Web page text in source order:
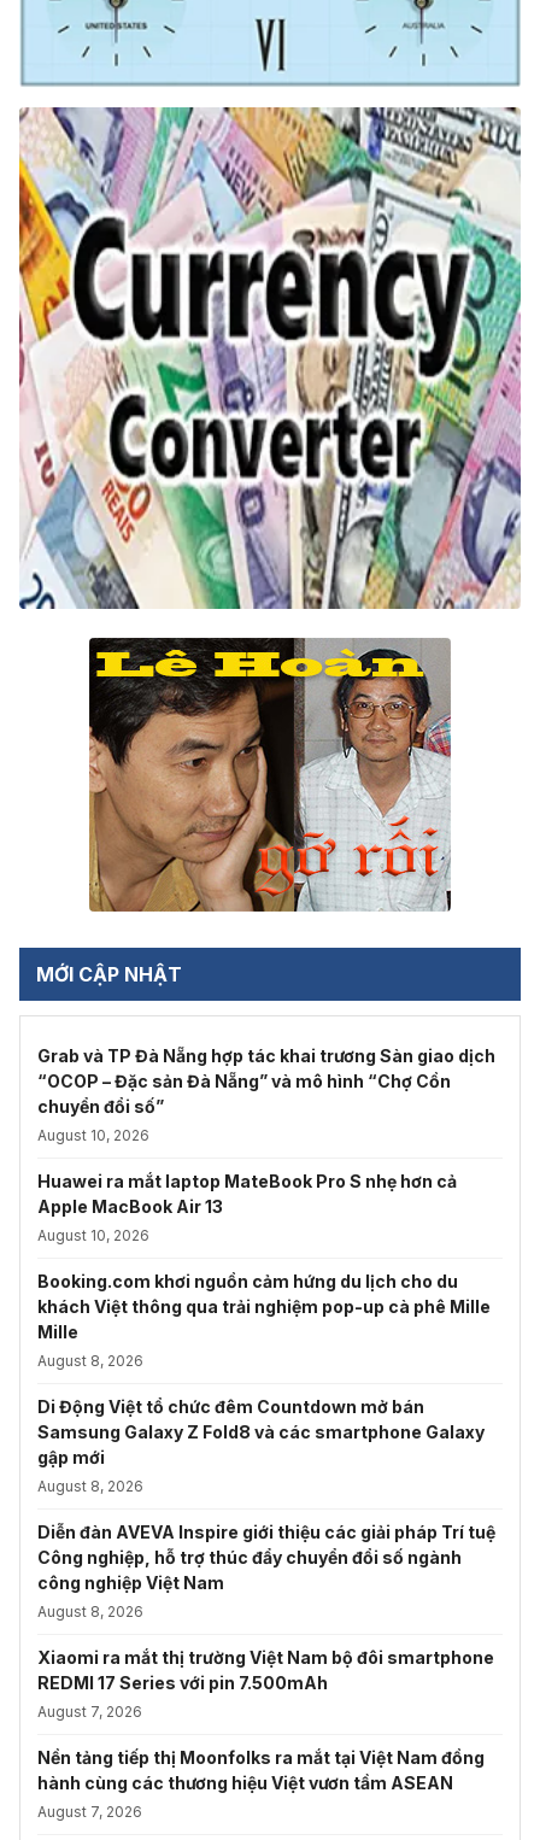
MỚI CẬP NHẬT
Grab và TP Đà Nẵng hợp tác khai trương Sàn giao dịch
“OCOP – Đặc sản Đà Nẵng” và mô hình “Chợ Cồn
chuyển đổi số”
August 10, 2026
Huawei ra mắt laptop MateBook Pro S nhẹ hơn cả
Apple MacBook Air 13
August 10, 2026
Booking.com khơi nguồn cảm hứng du lịch cho du
khách Việt thông qua trải nghiệm pop-up cà phê Mille
Mille
August 8, 2026
Di Động Việt tổ chức đêm Countdown mở bán
Samsung Galaxy Z Fold8 và các smartphone Galaxy
gập mới
August 8, 2026
Diễn đàn AVEVA Inspire giới thiệu các giải pháp Trí tuệ
Công nghiệp, hỗ trợ thúc đẩy chuyển đổi số ngành
công nghiệp Việt Nam
August 8, 2026
Xiaomi ra mắt thị trường Việt Nam bộ đôi smartphone
REDMI 17 Series với pin 7.500mAh
August 7, 2026
Nền tảng tiếp thị Moonfolks ra mắt tại Việt Nam đồng
hành cùng các thương hiệu Việt vươn tầm ASEAN
August 7, 2026